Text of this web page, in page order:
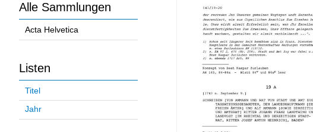
Alle Sammlungen
Acta Helvetica
Listen
Titel
Jahr